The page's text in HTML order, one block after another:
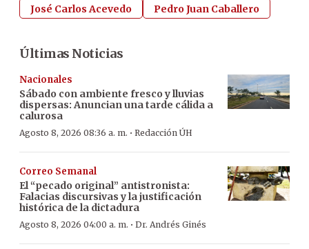
José Carlos Acevedo Pedro Juan Caballero
Últimas Noticias
Nacionales
Sábado con ambiente fresco y lluvias
dispersas: Anuncian una tarde cálida a
calurosa
Agosto 8, 2026 08:36 a. m. · Redacción ÚH
Correo Semanal
El “pecado original” antistronista:
Falacias discursivas y la justificación
histórica de la dictadura
Agosto 8, 2026 04:00 a. m. · Dr. Andrés Ginés